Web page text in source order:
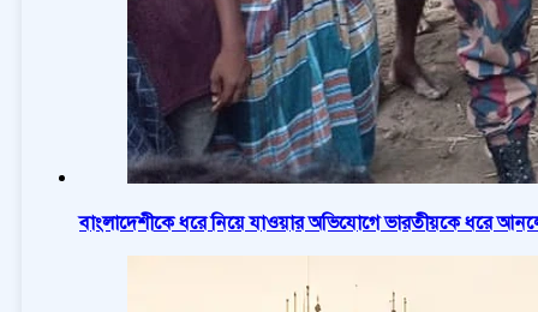
বাংলাদেশীকে ধরে নিয়ে যাওয়ার অভিযোগে ভারতীয়কে ধরে